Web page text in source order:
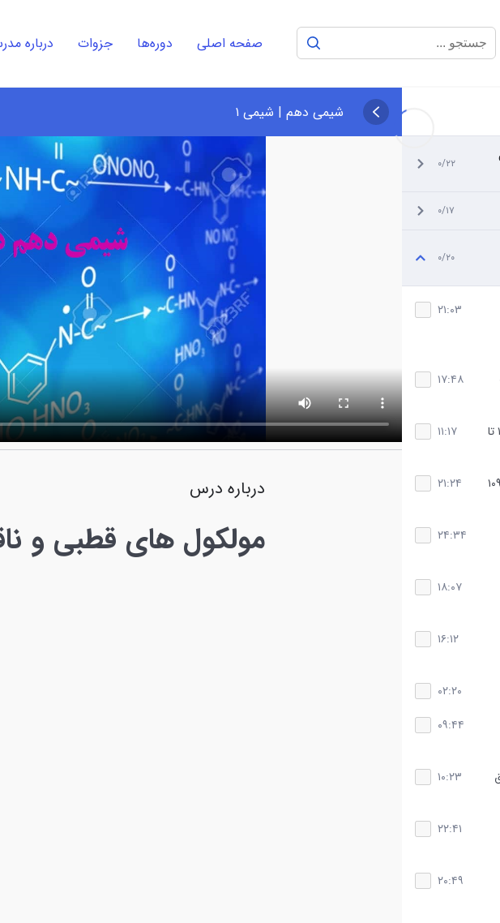
صفحه اصلی دوره‌ها جزوات درباره
۰/۲۲
۰/۱۷
۰/۲۰
۲۱:۰۳
۱۷:۴۸
شناسایی یون ها و تعریف محلول صفحه ۱۰۸ تا
۱۱:۱۷
غلظت محلول ها Ppm قسمت اول صفحه ۱۰۹
۲۱:۲۴
۲۴:۳۴
۱۸:۰۷
۱۶:۱۲
۰۲:۲۰
۰۹:۴۴
۱۰:۲۳
۲۲:۴۱
۲۰:۴۹
شیمی دهم | شیمی ۱
درباره درس
مولکول های قطبی و